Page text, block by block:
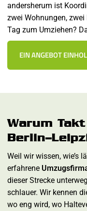
andersherum ist
zwei Wohnungen,
Tag zum Umziehen?
EIN ANGEBOT
Warum
Weil wir wissen, wie’s
erfahrene
dieser Strecke
schlauer. Wir kennen
wo eng wird, wo